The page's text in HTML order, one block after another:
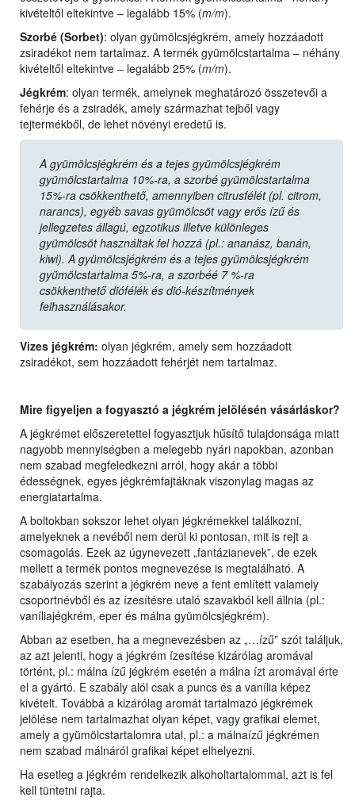
kivételtől eltekintve – legalább 15% (m/m).
Szorbé (Sorbet): olyan gyümölcsjégkrém, amely hozzáadott
zsiradékot nem tartalmaz. A termék gyümölcstartalma – néhány
kivételtől eltekintve – legalább 25% (m/m).
Jégkrém: olyan termék, amelynek meghatározó összetevői a
fehérje és a zsiradék, amely származhat tejből vagy
tejtermékből, de lehet növényi eredetű is.
A gyümölcsjégkrém és a tejes gyümölcsjégkrém
gyümölcstartalma 10%-ra, a szorbé gyümölcstartalma
15%-ra csökkenthető, amennyiben citrusfélét (pl. citrom,
narancs), egyéb savas gyümölcsöt vagy erős ízű és
jellegzetes állagú, egzotikus illetve különleges
gyümölcsöt használtak fel hozzá (pl.: ananász, banán,
kiwi). A gyümölcsjégkrém és a tejes gyümölcsjégkrém
gyümölcstartalma 5%-ra, a szorbéé 7 %-ra
csökkenthető diófélék és dió-készítmények
felhasználásakor.
Vizes jégkrém: olyan jégkrém, amely sem hozzáadott
zsiradékot, sem hozzáadott fehérjét nem tartalmaz.
Mire figyeljen a fogyasztó a jégkrém jelölésén vásárláskor?
A jégkrémet előszeretettel fogyasztjuk hűsítő tulajdonsága miatt
nagyobb mennyiségben a melegebb nyári napokban, azonban
nem szabad megfeledkezni arról, hogy akár a többi
édességnek, egyes jégkrémfajtáknak viszonylag magas az
energiatartalma.
A boltokban sokszor lehet olyan jégkrémekkel találkozni,
amelyeknek a nevéből nem derül ki pontosan, mit is rejt a
csomagolás. Ezek az úgynevezett „fantázianevek”, de ezek
mellett a termék pontos megnevezése is megtalálható. A
szabályozás szerint a jégkrém neve a fent említett valamely
csoportnévből és az ízesítésre utaló szavakból kell állnia (pl.:
vaníliajégkrém, eper és málna gyümölcsjégkrém).
Abban az esetben, ha a megnevezésben az „…ízű” szót találjuk,
az azt jelenti, hogy a jégkrém ízesítése kizárólag aromával
történt, pl.: málna ízű jégkrém esetén a málna ízt aromával érte
el a gyártó. E szabály alól csak a puncs és a vanília képez
kivételt. Továbbá a kizárólag aromát tartalmazó jégkrémek
jelölése nem tartalmazhat olyan képet, vagy grafikai elemet,
amely a gyümölcstartalomra utal, pl.: a málnaízű jégkrémen
nem szabad málnáról grafikai képet elhelyezni.
Ha esetleg a jégkrém rendelkezik alkoholtartalommal, azt is fel
kell tüntetni rajta.